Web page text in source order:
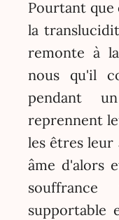
Pourtant
la
remonte à
nous qu'il
pendant
reprennent
les êtres leur
âme d'alors
souffrance
supportable